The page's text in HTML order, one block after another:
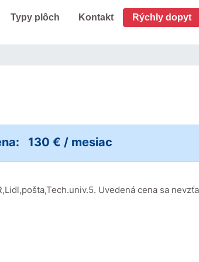
Typy plôch Kontakt Rýchly dopyt
130 € / mesiac
Uvedená cena sa